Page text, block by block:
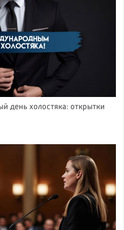
день холостяка: открытки